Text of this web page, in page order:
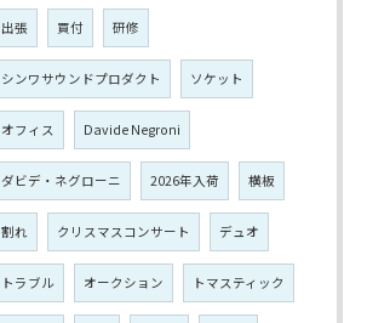
出張 買付 研修
シンワサウンドプロダクト ソケット
オフィス Davide Negroni
ダビデ・ネグローニ 2026年入荷 横板
割れ クリスマスコンサート デュオ
トラブル オークション トマスティック